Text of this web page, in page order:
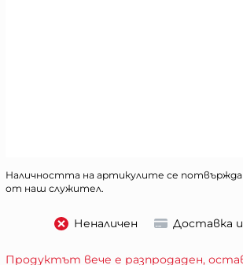
Наличността на артикулите се
от наш служител.
Неналичен Доставка
Продуктът вече е разпродаден,